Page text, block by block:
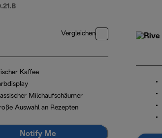
Vergleichen
Kaffee
Milchaufschäumer
Auswahl an Rezepten
Notify Me